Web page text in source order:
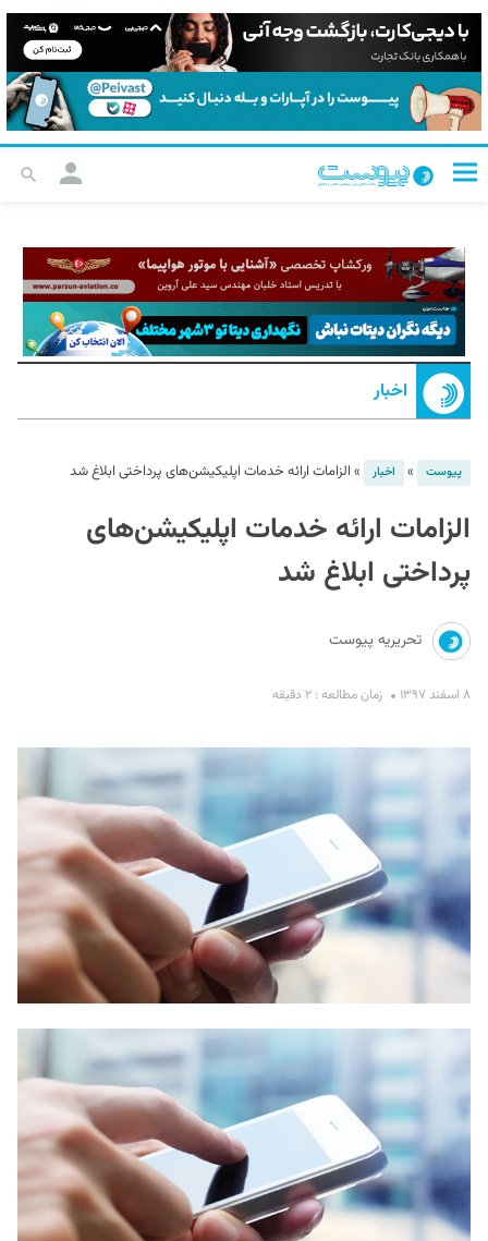
اخبار
پیوست » اخبار » الزامات ارائه خدمات اپلیکیشن‌‌های پرداختی ابلاغ شد
الزامات ارائه خدمات اپلیکیشن‌‌های
پرداختی ابلاغ شد
تحریریه پیوست
۸ اسفند ۱۳۹۷ زمان مطالعه : ۲ دقیقه